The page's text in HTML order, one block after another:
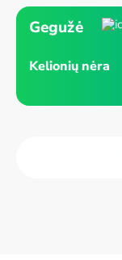
Gegužė
Kelionių nėra